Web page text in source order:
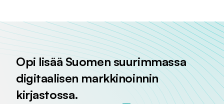
Opi lisää Suomen suurimmassa
digitaalisen markkinoinnin
kirjastossa.